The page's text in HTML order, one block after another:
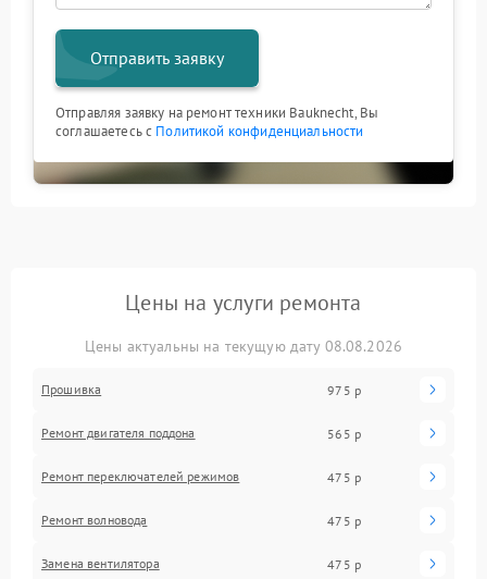
Отправить заявку
Отправляя заявку на ремонт техники Bauknecht, Вы
соглашаетесь с Политикой конфиденциальности
Цены на услуги ремонта
Цены актуальны на текущую дату 08.08.2026
Прошивка 975 р
Ремонт двигателя поддона 565 р
Ремонт переключателей режимов 475 р
Ремонт волновода 475 р
Замена вентилятора 475 р